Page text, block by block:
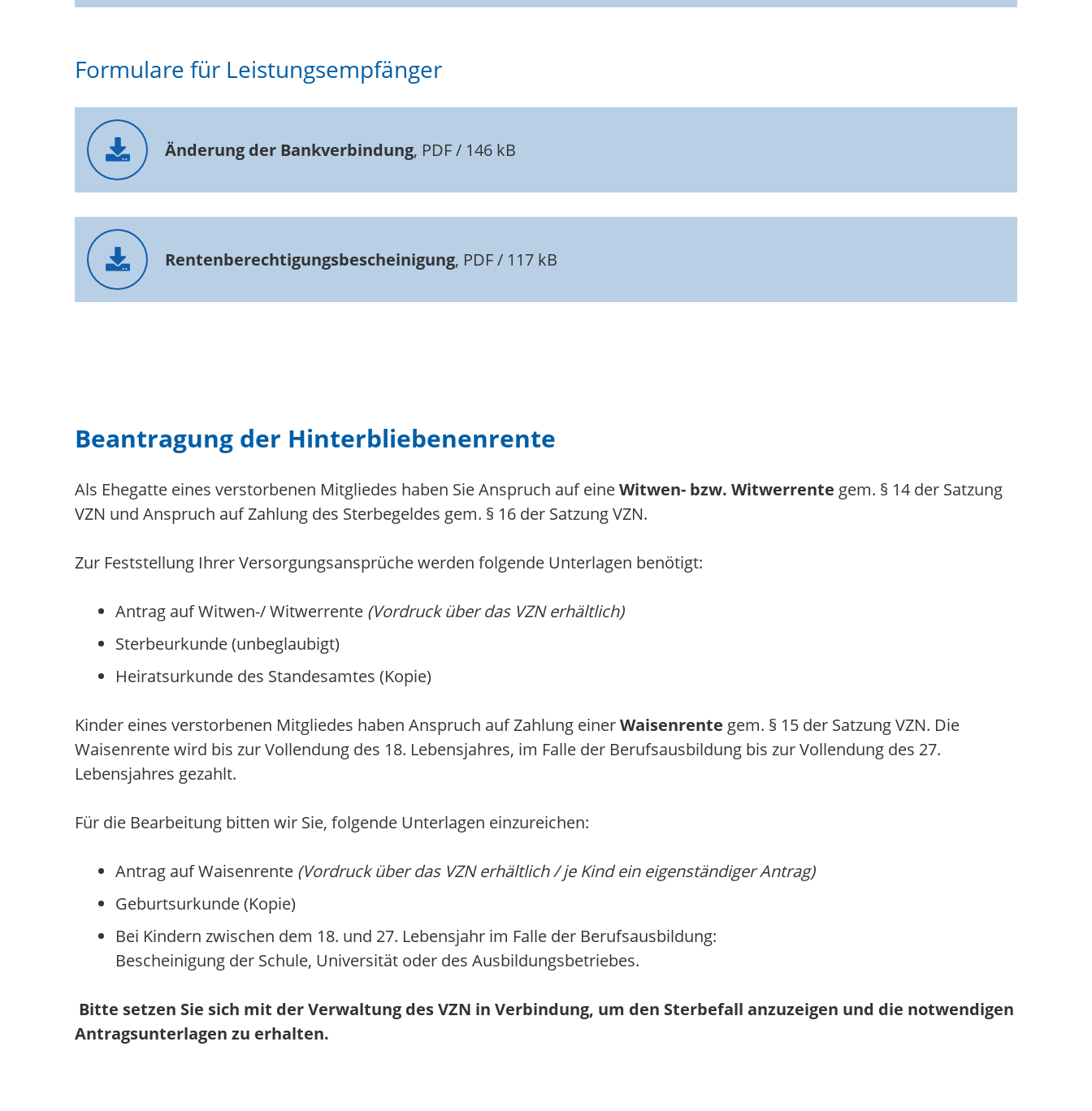
Formulare für Leistungsempfänger
Änderung der Bankverbindung, PDF / 146 kB
Rentenberechtigungs­­bescheinigung, PDF / 117 kB
Beantragung der Hinterbliebenenrente
Als Ehegatte eines verstorbenen Mitgliedes haben Sie Anspruch auf eineWitwen- bzw. Witwerrente gem. § 14 der Satzung
VZN und Anspruch auf Zahlung des Sterbegeldes gem. § 16 der Satzung VZN.
Zur Feststellung Ihrer Versorgungsansprüche werden folgende Unterlagen benötigt:
Antrag auf Witwen-/ Witwerrente (Vordruck über das VZN erhältlich)
Sterbeurkunde (unbeglaubigt)
Heiratsurkunde des Standesamtes (Kopie)
Kinder eines verstorbenen Mitgliedes haben Anspruch auf Zahlung einerWaisenrente gem. § 15 der Satzung VZN. Die
Waisenrente wird bis zur Vollendung des 18. Lebensjahres, im Falle der Berufsausbildung bis zur Vollendung des 27.
Lebensjahres gezahlt.
Für die Bearbeitung bitten wir Sie, folgende Unterlagen einzureichen:
Antrag auf Waisenrente (Vordruck über das VZN erhältlich / je Kind ein eigenständiger Antrag)
Geburtsurkunde (Kopie)
Bei Kindern zwischen dem 18. und 27. Lebensjahr im Falle der Berufsausbildung:
Bescheinigung der Schule, Universität oder des Ausbildungsbetriebes.
Bitte setzen Sie sich mit der Verwaltung des VZN in Verbindung, um den Sterbefall anzuzeigen und die notwendigen
Antragsunterlagen zu erhalten.